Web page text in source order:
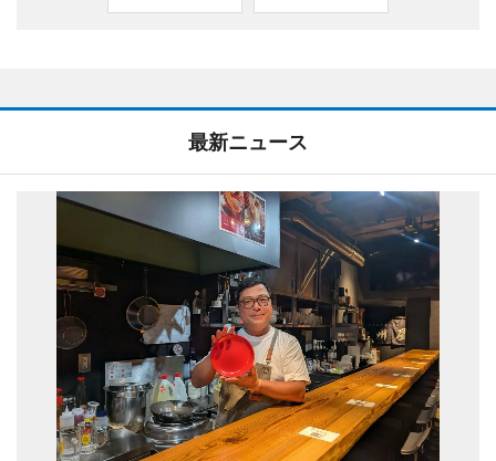
最新ニュース